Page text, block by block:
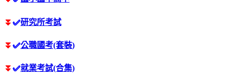
⏬ ✅研究所考試
⏬ ✅公職國考(套裝)
⏬ ✅就業考試(合集)